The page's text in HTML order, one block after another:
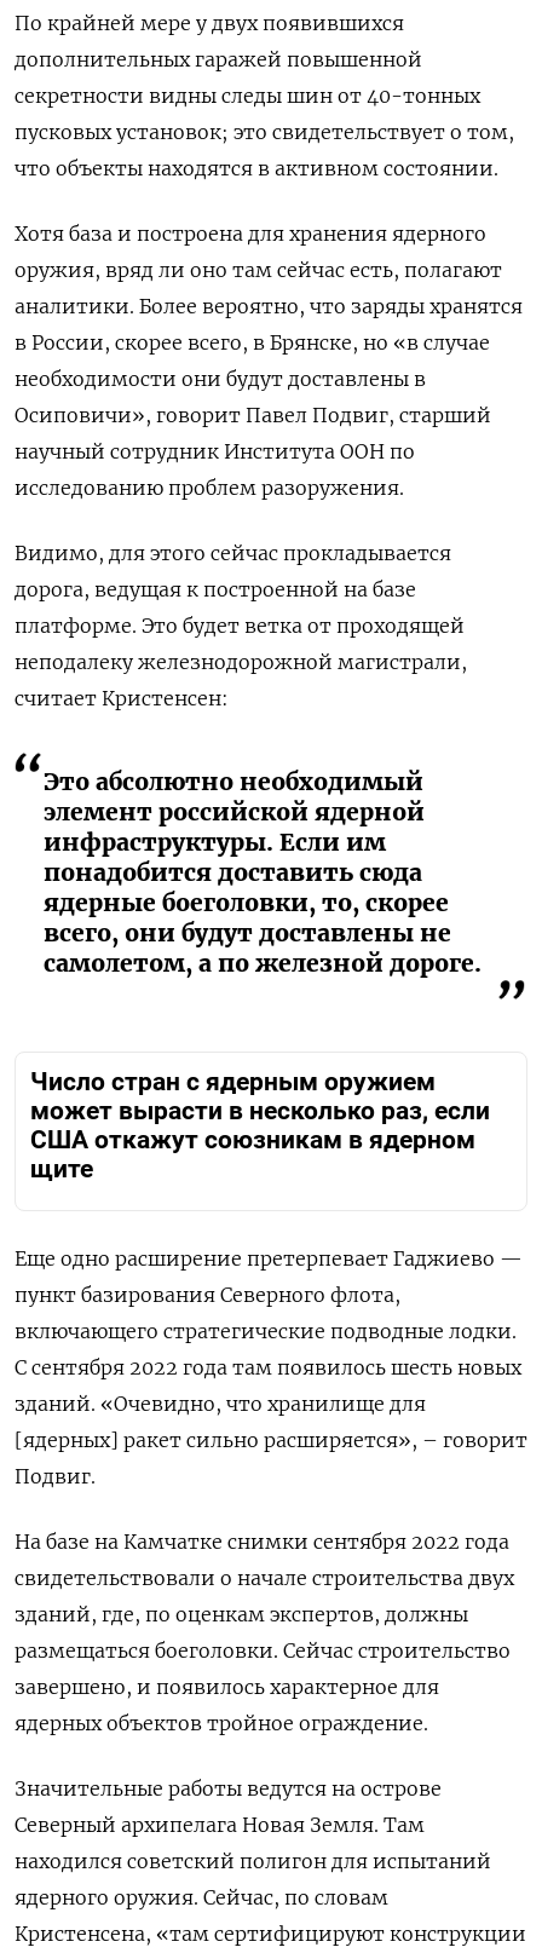
По крайней мере у двух появившихся
дополнительных гаражей повышенной
секретности видны следы шин от 40-тонных
пусковых установок; это свидетельствует о том,
что объекты находятся в активном состоянии.
Хотя база и построена для хранения ядерного
оружия, вряд ли оно там сейчас есть, полагают
аналитики. Более вероятно, что заряды хранятся
в России, скорее всего, в Брянске, но «в случае
необходимости они будут доставлены в
Осиповичи», говорит Павел Подвиг, старший
научный сотрудник Института ООН по
исследованию проблем разоружения.
Видимо, для этого сейчас прокладывается
дорога, ведущая к построенной на базе
платформе. Это будет ветка от проходящей
неподалеку железнодорожной магистрали,
считает Кристенсен:
Это абсолютно необходимый
элемент российской ядерной
инфраструктуры. Если им
понадобится доставить сюда
ядерные боеголовки, то, скорее
всего, они будут доставлены не
самолетом, а по железной дороге.
Число стран с ядерным оружием
может вырасти в несколько раз, если
США откажут союзникам в ядерном
щите
Еще одно расширение претерпевает Гаджиево —
пункт базирования Северного флота,
включающего стратегические подводные лодки.
С сентября 2022 года там появилось шесть новых
зданий. «Очевидно, что хранилище для
[ядерных] ракет сильно расширяется», – говорит
Подвиг.
На базе на Камчатке снимки сентября 2022 года
свидетельствовали о начале строительства двух
зданий, где, по оценкам экспертов, должны
размещаться боеголовки. Сейчас строительство
завершено, и появилось характерное для
ядерных объектов тройное ограждение.
Значительные работы ведутся на острове
Северный архипелага Новая Земля. Там
находился советский полигон для испытаний
ядерного оружия. Сейчас, по словам
Кристенсена, «там сертифицируют конструкции